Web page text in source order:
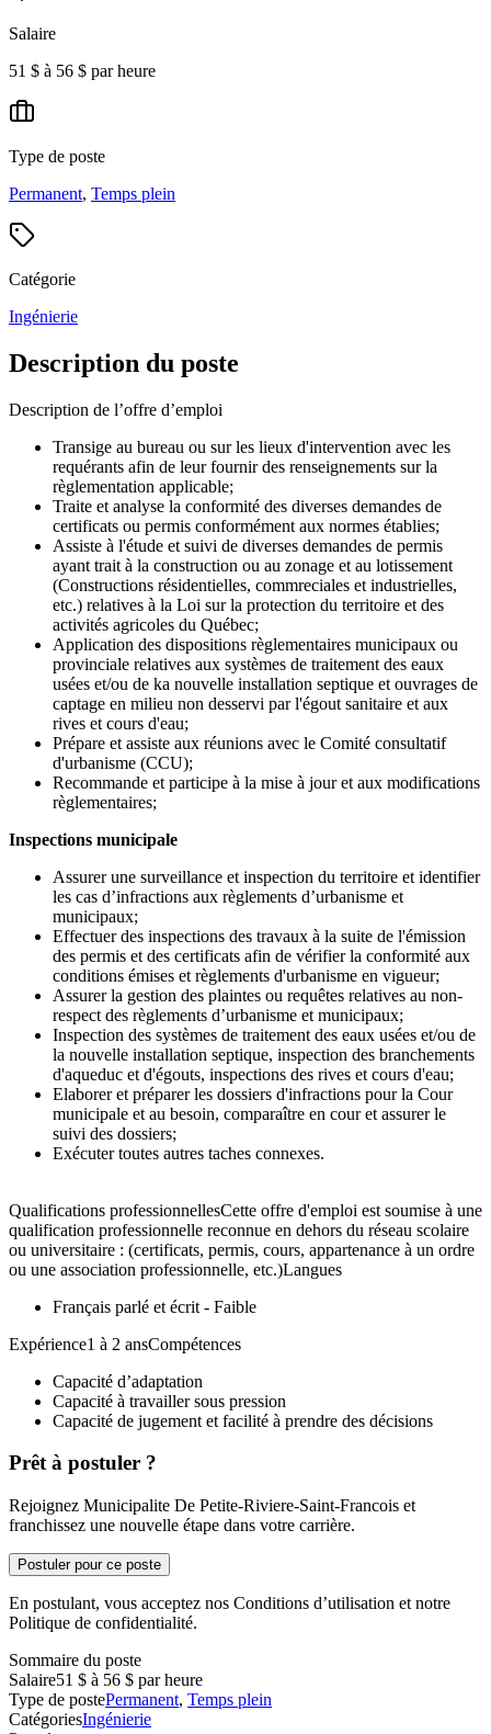
Salaire
51 $ à 56 $ par heure
Type de poste
Permanent, Temps plein
Catégorie
Ingénierie
Description du poste
Description de l’offre d’emploi
Transige au bureau ou sur les lieux d'intervention avec les
requérants afin de leur fournir des renseignements sur la
règlementation applicable;
Traite et analyse la conformité des diverses demandes de
certificats ou permis conformément aux normes établies;
Assiste à l'étude et suivi de diverses demandes de permis
ayant trait à la construction ou au zonage et au lotissement
(Constructions résidentielles, commreciales et industrielles,
etc.) relatives à la Loi sur la protection du territoire et des
activités agricoles du Québec;
Application des dispositions règlementaires municipaux ou
provinciale relatives aux systèmes de traitement des eaux
usées et/ou de ka nouvelle installation septique et ouvrages de
captage en milieu non desservi par l'égout sanitaire et aux
rives et cours d'eau;
Prépare et assiste aux réunions avec le Comité consultatif
d'urbanisme (CCU);
Recommande et participe à la mise à jour et aux modifications
règlementaires;
Inspections municipale
Assurer une surveillance et inspection du territoire et identifier
les cas d’infractions aux règlements d’urbanisme et
municipaux;
Effectuer des inspections des travaux à la suite de l'émission
des permis et des certificats afin de vérifier la conformité aux
conditions émises et règlements d'urbanisme en vigueur;
Assurer la gestion des plaintes ou requêtes relatives au non-
respect des règlements d’urbanisme et municipaux;
Inspection des systèmes de traitement des eaux usées et/ou de
la nouvelle installation septique, inspection des branchements
d'aqueduc et d'égouts, inspections des rives et cours d'eau;
Elaborer et préparer les dossiers d'infractions pour la Cour
municipale et au besoin, comparaître en cour et assurer le
suivi des dossiers;
Exécuter toutes autres taches connexes.
Qualifications professionnellesCette offre d'emploi est soumise à une
qualification professionnelle reconnue en dehors du réseau scolaire
ou universitaire : (certificats, permis, cours, appartenance à un ordre
ou une association professionnelle, etc.)Langues
Français parlé et écrit - Faible
Expérience1 à 2 ansCompétences
Capacité d’adaptation
Capacité à travailler sous pression
Capacité de jugement et facilité à prendre des décisions
Prêt à postuler ?
Rejoignez Municipalite De Petite-Riviere-Saint-Francois et
franchissez une nouvelle étape dans votre carrière.
Postuler pour ce poste
En postulant, vous acceptez nos Conditions d’utilisation et notre
Politique de confidentialité.
Sommaire du poste
Salaire51 $ à 56 $ par heure
Type de postePermanent, Temps plein
CatégoriesIngénierie